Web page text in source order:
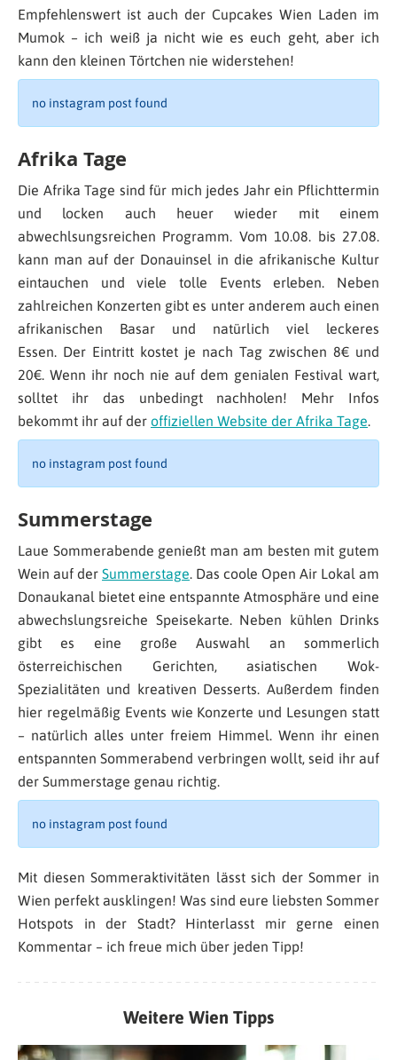
Empfehlenswert ist auch der Cupcakes Wien Laden im
Mumok – ich weiß ja nicht wie es euch geht, aber ich
kann den kleinen Törtchen nie widerstehen!
no instagram post found
Afrika Tage
Die Afrika Tage sind für mich jedes Jahr ein Pflichttermin
und locken auch heuer wieder mit einem
abwechlsungsreichen Programm. Vom 10.08. bis 27.08.
kann man auf der Donauinsel in die afrikanische Kultur
eintauchen und viele tolle Events erleben. Neben
zahlreichen Konzerten gibt es unter anderem auch einen
afrikanischen Basar und natürlich viel leckeres
Essen. Der Eintritt kostet je nach Tag zwischen 8€ und
20€. Wenn ihr noch nie auf dem genialen Festival wart,
solltet ihr das unbedingt nachholen! Mehr Infos
bekommt ihr auf der offiziellen Website der Afrika Tage.
no instagram post found
Summerstage
Laue Sommerabende genießt man am besten mit gutem
Wein auf der Summerstage. Das coole Open Air Lokal am
Donaukanal bietet eine entspannte Atmosphäre und eine
abwechslungsreiche Speisekarte. Neben kühlen Drinks
gibt es eine große Auswahl an sommerlich
österreichischen Gerichten, asiatischen Wok-
Spezialitäten und kreativen Desserts. Außerdem finden
hier regelmäßig Events wie Konzerte und Lesungen statt
– natürlich alles unter freiem Himmel. Wenn ihr einen
entspannten Sommerabend verbringen wollt, seid ihr auf
der Summerstage genau richtig.
no instagram post found
Mit diesen Sommeraktivitäten lässt sich der Sommer in
Wien perfekt ausklingen! Was sind eure liebsten Sommer
Hotspots in der Stadt? Hinterlasst mir gerne einen
Kommentar – ich freue mich über jeden Tipp!
Weitere Wien Tipps